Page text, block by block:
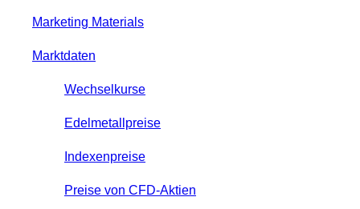
Marketing Materials
Marktdaten
Wechselkurse
Edelmetallpreise
Indexenpreise
Preise von CFD-Aktien